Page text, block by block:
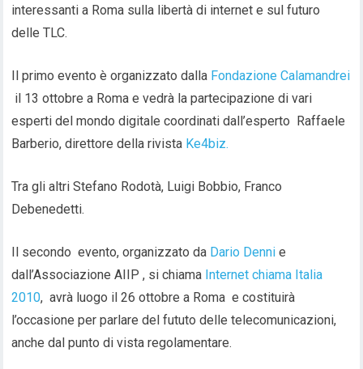
interessanti a Roma sulla libertà di internet e sul futuro
delle TLC.
Il primo evento è organizzato dalla Fondazione Calamandrei
il 13 ottobre a Roma e vedrà la partecipazione di vari
esperti del mondo digitale coordinati dall’esperto Raffaele
Barberio, direttore della rivista Ke4biz.
Tra gli altri Stefano Rodotà, Luigi Bobbio, Franco
Debenedetti.
Il secondo evento, organizzato da Dario Denni e
dall’Associazione AIIP , si chiama Internet chiama Italia
2010, avrà luogo il 26 ottobre a Roma e costituirà
l’occasione per parlare del fututo delle telecomunicazioni,
anche dal punto di vista regolamentare.